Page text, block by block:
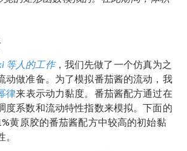
等人的工作，我们先做了一个仿真为之
动做准备。为了模拟番茄酱的流动，我
律来表示动力黏度。番茄酱配方通过在
度系数和流动特性指数来模拟。下面的
黄原胶的番茄酱配方中较高的初始黏